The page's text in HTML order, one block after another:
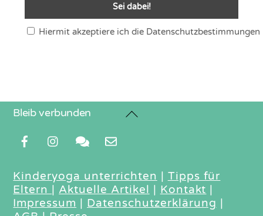
Hiermit akzeptiere ich die Datenschutzbestimmungen
Back
Bleib verbunden
Kinderyoga unterrichten | Tipps für
Eltern | Aktuelle Artikel | Kontakt |
Impressum | Datenschutzerklärung |